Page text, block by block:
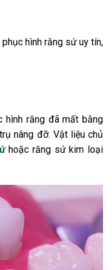
hình răng sứ uy tín,
hình răng đã mất bằng
nâng đỡ. Vật liệu chủ
hoặc răng sứ kim loại